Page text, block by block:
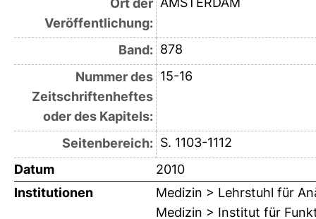
Ort der
Veröffentlichung:
Band: 878
Nummer des
Zeitschriftenheftes
oder des Kapitels:
15-16
Seitenbereich: S. 1103-1112
Datum
2010
Institutionen
Medizin > Lehrstuhl für
Medizin > Institut für